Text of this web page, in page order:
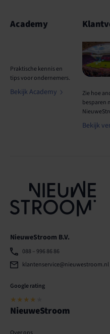
Academy
Praktische kennis en
tips voor ondernemers.
Bekijk Academy
Zie hoe
besparen
Bekijk
NieuweStroom B.V.
088 – 996 86 86
klantenservice@nieuwestroom.nl
Google rating
★★★★
NieuweStroom